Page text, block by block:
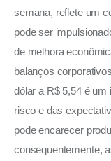
semana, reflete um
pode ser
de melhora
balanços
dólar a R$ 5,54 é
risco e das
pode encarecer
consequentemente,